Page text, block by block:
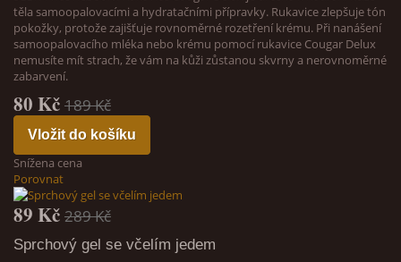
těla samoopalovacími a hydratačními přípravky. Rukavice zlepšuje tón
pokožky, protože zajišťuje rovnoměrné rozetření krému. Při nanášení
samoopalovacího mléka nebo krému pomocí rukavice Cougar Delux
nemusíte mít strach, že vám na kůži zůstanou skvrny a nerovnoměrné
zabarvení.
80 Kč 189 Kč
Vložit do košíku
Snížena cena
Porovnat
89 Kč 289 Kč
Sprchový gel se včelím jedem